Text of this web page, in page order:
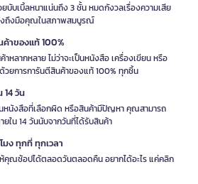
บับเบิ้ลหนาแน่นถึง 3 ชั้น หมดกังวลเรื่องความเสีย
งถึงมือคุณในสภาพสมบูรณ์
าของแท้ 100%
หลากหลาย ไม่ว่าจะเป็นหนังสือ เครื่องเขียน หรือ
วยการการันตีสินค้าของแท้ 100% ทุกชิ้น
วัน
นหนังสือที่เลือกผิด หรือสินค้ามีปัญหา คุณสามารถ
ใน 14 วันนับจากวันที่ได้รับสินค้า
ง ทุกที่ ทุกเวลา
คุณช้อปได้ตลอดวันตลอดคืน อยากได้อะไร แค่คลิก